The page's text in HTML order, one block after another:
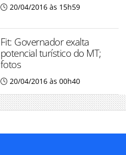
20/04/2016 às 15h59
Fit: Governador exalta
potencial turístico do MT;
fotos
20/04/2016 às 00h40